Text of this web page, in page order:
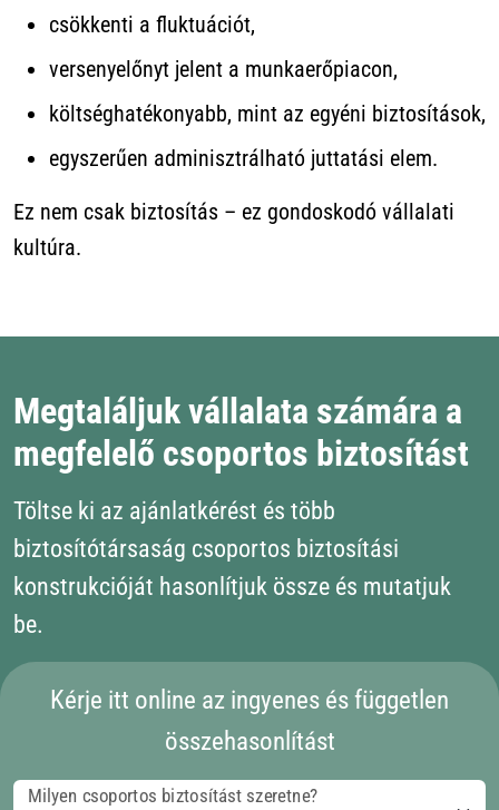
csökkenti a fluktuációt,
versenyelőnyt jelent a munkaerőpiacon,
költséghatékonyabb, mint az egyéni biztosítások,
egyszerűen adminisztrálható juttatási elem.
Ez nem csak biztosítás – ez gondoskodó vállalati
kultúra.
Megtaláljuk vállalata számára a
megfelelő csoportos biztosítást
Töltse ki az ajánlatkérést és több
biztosítótársaság csoportos biztosítási
konstrukcióját hasonlítjuk össze és mutatjuk
be.
Kérje itt online az ingyenes és független
összehasonlítást
Milyen csoportos biztosítást szeretne?